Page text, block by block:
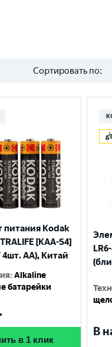
Сортировать по:
питания Kodak
[KAA-S4]
4шт. АА), Китай
:Alkaline
батарейки
в 1 клик
В